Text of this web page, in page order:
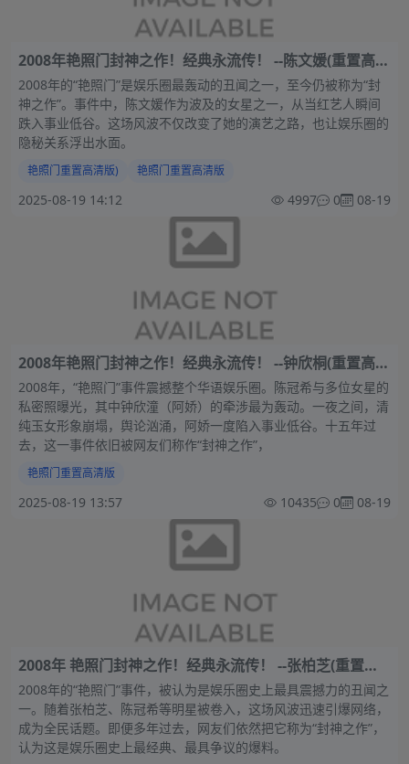
2008年艳照门封神之作！经典永流传！ --陈文媛(重置高清
版)
2008年的“艳照门”是娱乐圈最轰动的丑闻之一，至今仍被称为“封
神之作”。事件中，陈文媛作为波及的女星之一，从当红艺人瞬间
跌入事业低谷。这场风波不仅改变了她的演艺之路，也让娱乐圈的
隐秘关系浮出水面。
艳照门重置高清版) 艳照门重置高清版
2025-08-19 14:12 4997 0 08-19
2008年艳照门封神之作！经典永流传！ --钟欣桐(重置高清
版)
2008年，“艳照门”事件震撼整个华语娱乐圈。陈冠希与多位女星的
私密照曝光，其中钟欣潼（阿娇）的牵涉最为轰动。一夜之间，清
纯玉女形象崩塌，舆论汹涌，阿娇一度陷入事业低谷。十五年过
去，这一事件依旧被网友们称作“封神之作”，
艳照门重置高清版
2025-08-19 13:57 10435 0 08-19
2008年 艳照门封神之作！经典永流传！ --张柏芝(重置高
清版)
2008年的“艳照门”事件，被认为是娱乐圈史上最具震撼力的丑闻之
一。随着张柏芝、陈冠希等明星被卷入，这场风波迅速引爆网络，
成为全民话题。即便多年过去，网友们依然把它称为“封神之作”，
认为这是娱乐圈史上最经典、最具争议的爆料。